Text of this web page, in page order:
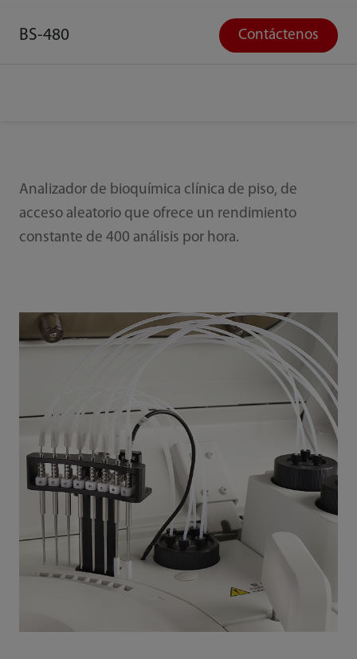
BS-480 Contáctenos
Analizador de bioquímica clínica de piso, de
acceso aleatorio que ofrece un rendimiento
constante de 400 análisis por hora.